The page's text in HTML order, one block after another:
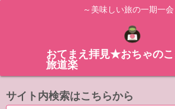
ス
～美味しい旅の一期一会
おてまえ拝見★おちゃの
旅道楽
サイト内検索はこちらから